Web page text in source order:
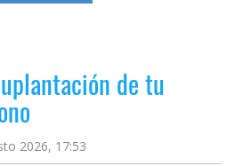
de tu
2026, 17:53